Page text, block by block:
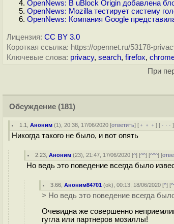
OpenNews: В uBlock Origin добавлена
OpenNews: Mozilla тестирует систему
OpenNews: Компания Google
Лицензия: CC BY 3.0
Короткая ссылка: https://opennet.ru/53178-
Ключевые слова: privacy, search, firefox,
При
Обсуждение (181)
1.1 ,Аноним (1), 20:38, 17/06/2020 [ответить] [ ﹢﹢﹢] [ · · ·
Никогда такого не было, и вот опять
2.23 ,Аноним (23), 21:47, 17/06/2020 [^] [^^] [^^^] [
Но ведь это поведение всегда было
3.66 ,Аноним84701 (ok), 00:13, 18/06/2020 [^] [
> Но ведь это поведение всегда
Очевидна же совершенно
гугла или партнеров мозиллы!